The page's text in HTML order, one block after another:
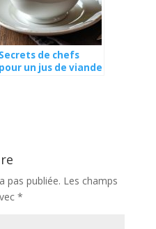
Secrets de chefs
pour un jus de viande
pas publiée. Les champs
*